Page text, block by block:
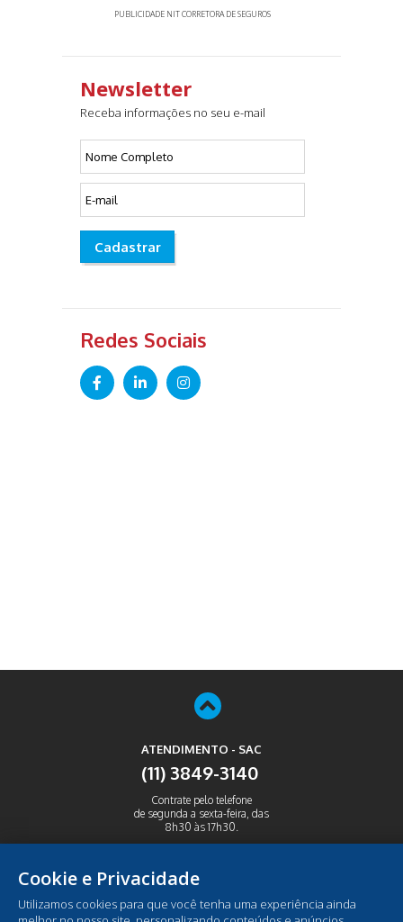
PUBLICIDADE NIT CORRETORA DE SEGUROS
Newsletter
Receba informações no seu e-mail
Cadastrar
Redes Sociais
ATENDIMENTO - SAC
(11) 3849-3140
Contrate pelo telefone
de segunda a sexta-feira, das
8h30 às 17h30.
Cookie e Privacidade
Utilizamos cookies para que você tenha uma experiência ainda